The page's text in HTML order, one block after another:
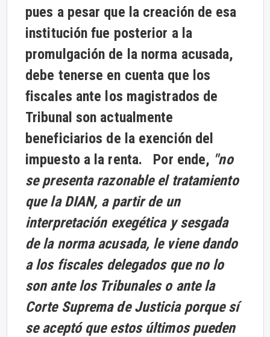
pues a pesar que la creación de esa
institución fue posterior a la
promulgación de la norma acusada,
debe tenerse en cuenta que los
fiscales ante los magistrados de
Tribunal son actualmente
beneficiarios de la exención del
impuesto a la renta. Por ende, "no
se presenta razonable el tratamiento
que la DIAN, a partir de un
interpretación exegética y sesgada
de la norma acusada, le viene dando
a los fiscales delegados que no lo
son ante los Tribunales o ante la
Corte Suprema de Justicia porque sí
se aceptó que estos últimos pueden